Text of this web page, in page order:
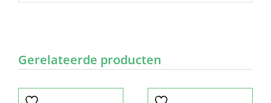
Gerelateerde producten